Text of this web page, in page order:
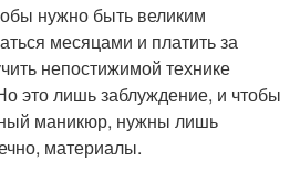
нужно быть великим
месяцами и платить за
непостижимой технике
это лишь заблуждение, и чтобы
маникюр, нужны лишь
материалы.